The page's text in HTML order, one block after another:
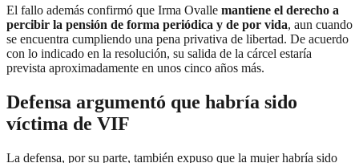
El fallo además confirmó que Irma Ovalle mantiene el derecho a
percibir la pensión de forma periódica y de por vida, aun cuando
se encuentra cumpliendo una pena privativa de libertad. De acuerdo
con lo indicado en la resolución, su salida de la cárcel estaría
prevista aproximadamente en unos cinco años más.
Defensa argumentó que habría sido
víctima de VIF
La defensa, por su parte, también expuso que la mujer habría sido